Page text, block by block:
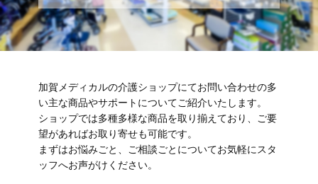
加賀メディカルの介護ショップにてお問い合わせの多
い主な商品やサポートについてご紹介いたします。
ショップでは多種多様な商品を取り揃えており、ご要
望があればお取り寄せも可能です。
まずはお悩みごと、ご相談ごとについてお気軽にスタ
ッフへお声がけください。